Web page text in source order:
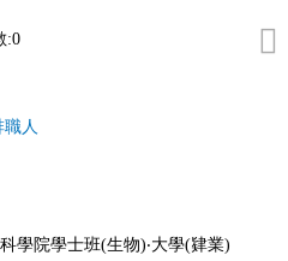
:0
職人
學院學士班(生物)‧大學(肄業)